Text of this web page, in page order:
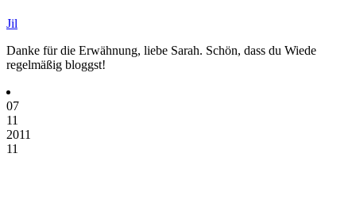
Jil
Danke für die Erwähnung, liebe Sarah. Schön, dass du Wiede
regelmäßig bloggst!
07
11
2011
11